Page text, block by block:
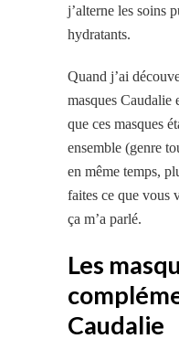
j’alterne les soins
hydratants.
Quand j’ai
masques Caudalie
que ces masques
ensemble (genre
en même temps,
faites ce que vous
ça m’a parlé.
Les
Caudalie